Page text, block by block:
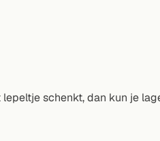
schenkt, dan kun je